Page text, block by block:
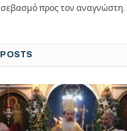
σεβασμό προς τον αναγνώστη.
POSTS